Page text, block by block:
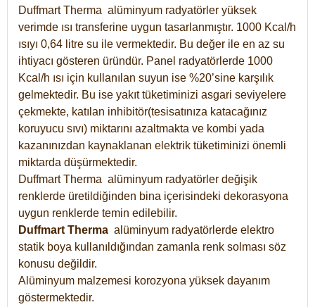
Duffmart Therma alüminyum radyatörler yüksek
verimde ısı transferine uygun tasarlanmıştır. 1000 Kcal/h
ısıyı 0,64 litre su ile vermektedir. Bu değer ile en az su
ihtiyacı gösteren üründür. Panel radyatörlerde 1000
Kcal/h ısı için kullanılan suyun ise %20’sine karşılık
gelmektedir. Bu ise yakıt tüketiminizi asgari seviyelere
çekmekte, katılan inhibitör(tesisatınıza katacağınız
koruyucu sıvı) miktarını azaltmakta ve kombi yada
kazanınızdan kaynaklanan elektrik tüketiminizi önemli
miktarda düşürmektedir.
Duffmart Therma alüminyum radyatörler değişik
renklerde üretildiğinden bina içerisindeki dekorasyona
uygun renklerde temin edilebilir.
Duffmart Therma alüminyum radyatörlerde elektro
statik boya kullanıldığından zamanla renk solması söz
konusu değildir.
Alüminyum malzemesi korozyona yüksek dayanım
göstermektedir.